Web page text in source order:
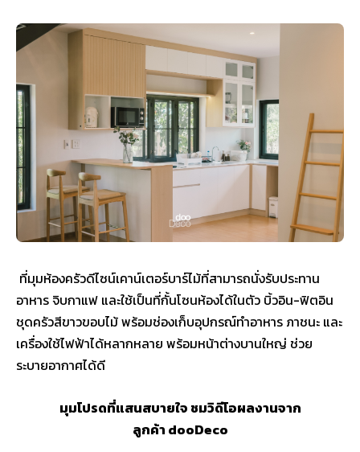
ที่มุมห้องครัวดีไซน์เคาน์เตอร์บาร์ไม้ที่สามารถนั่งรับประทาน
อาหาร จิบกาแฟ และใช้เป็นที่กั้นโซนห้องได้ในตัว บิ้วอิน-ฟิตอิน
ชุดครัวสีขาวขอบไม้ พร้อมช่องเก็บอุปกรณ์ทำอาหาร ภาชนะ และ
เครื่องใช้ไฟฟ้าได้หลากหลาย พร้อมหน้าต่างบานใหญ่ ช่วย
ระบายอากาศได้ดี
มุมโปรดที่แสนสบายใจ ชมวิดีโอผลงานจาก
ลูกค้า dooDeco